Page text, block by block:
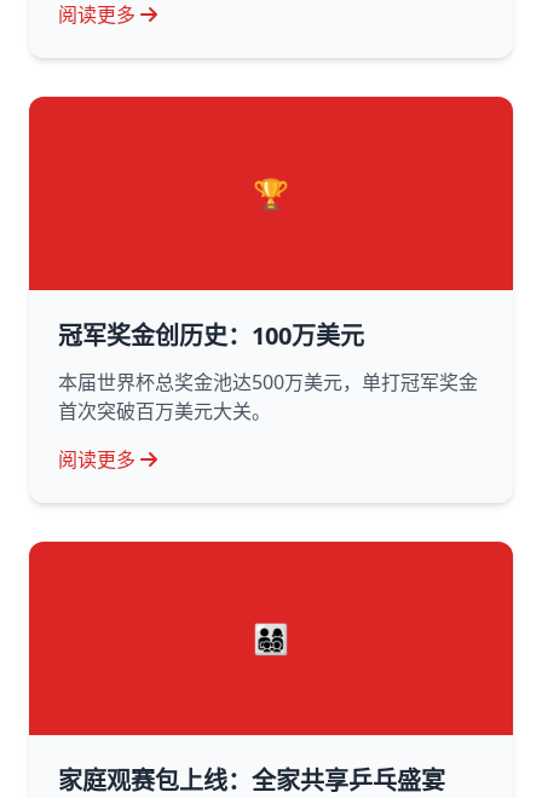
阅读更多
🏆
冠军奖金创历史：100万美元
本届世界杯总奖金池达500万美元，单打冠军奖金
首次突破百万美元大关。
阅读更多
👨‍👩‍👧‍👦
家庭观赛包上线：全家共享乒乓盛宴